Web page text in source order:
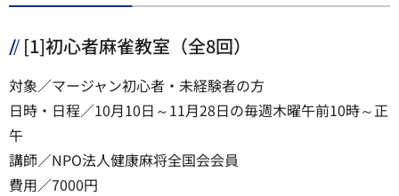
[1]初心者麻雀教室（全8回）
対象／マージャン初心者・未経験者の方
日時・日程／10月10日～11月28日の毎週木曜午前10時～正
午
講師／NPO法人健康麻将全国会会員
費用／7000円